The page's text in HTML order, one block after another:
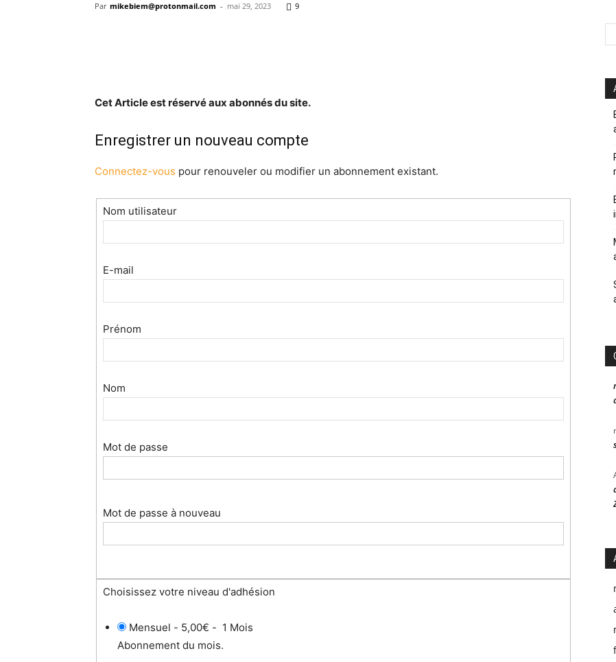
Par mikebiem@protonmail.com - mai 29, 2023 9
Cet Article est réservé aux abonnés du site.
Enregistrer un nouveau compte
Connectez-vous pour renouveler ou modifier un abonnement existant.
Nom utilisateur
E-mail
Prénom
Nom
Mot de passe
Mot de passe à nouveau
Choisissez votre niveau d'adhésion
Mensuel - 5,00€ - 1 Mois
Abonnement du mois.